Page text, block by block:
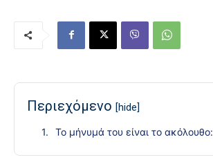
Περιεχόμενο [hide]
Το μήνυμά του είναι το ακόλουθο: